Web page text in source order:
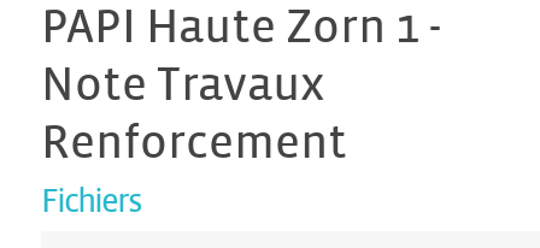
PAPI Haute Zorn 1 -
Note Travaux
Renforcement
Fichiers